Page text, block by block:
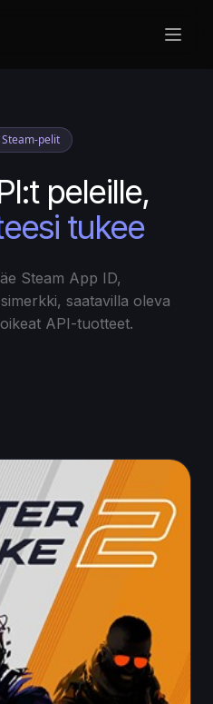
Avaa
pelit
peleille,
tukee
Steam App ID,
saatavilla oleva
API-tuotteet.